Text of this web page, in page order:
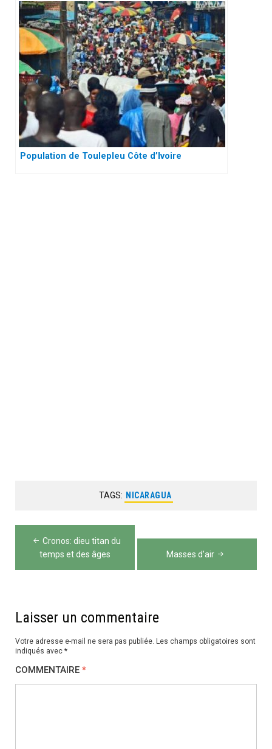
Population de Toulepleu Côte d’Ivoire
TAGS: NICARAGUA
Navigation
Cronos: dieu titan du
temps et des âges
Masses d’air
Laisser un commentaire
Votre adresse e-mail ne sera pas publiée. Les champs obligatoires sont
indiqués avec *
COMMENTAIRE *